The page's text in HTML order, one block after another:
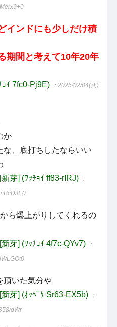
インドにも少しだけ積
期間と考えて10年20年
ｮｲ 7fc0-Pj9E) ：2025/02/04(火)
か
な、底打ちしたならいい
芽] (ﾜｯﾁｮｲ ff83-rIRJ) ：
ら爆上がりしてくれるの
芽] (ﾜｯﾁｮｲ 4f7c-QYv7) ：
頂いた気分や
芽] (ｵｯﾍﾟｹ Sr63-EX5b) ：
dWr